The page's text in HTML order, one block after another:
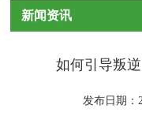
新闻资讯
如何引导叛
发布日期：